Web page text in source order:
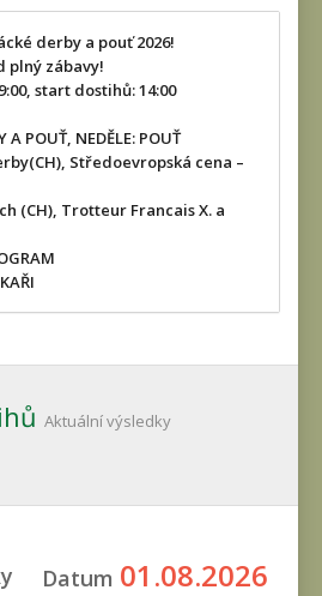
derby a pouť 2026!
plný zábavy!
start dostihů: 14:00
POUŤ, NEDĚLE: POUŤ
Středoevropská cena –
(CH), Trotteur Francais X. a
Aktuální výsledky
Datum 01.08.2026